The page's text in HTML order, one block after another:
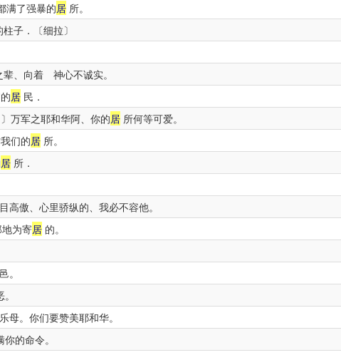
满了强暴的居 所。
子．〔细拉〕
辈、向着 神心不诚实。
居 民．
万军之耶和华阿、你的居 所何等可爱。
们的居 所。
居 所．
高傲、心里骄纵的、我必不容他。
为寄居 的。
。
母。你们要赞美耶和华。
的命令。